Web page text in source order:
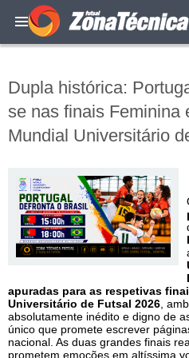
Dupla histórica:
se nas finais Feminina
Mundial Universitário
apuradas para as respetivas
Universitário de Futsal 2026 ,
absolutamente inédito e digno de
único que promete escrever
nacional. As duas grandes finais
prometem emoções em altíssima